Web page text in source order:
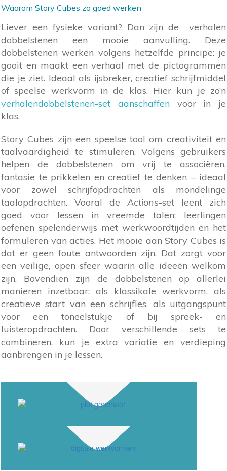
Waarom Story Cubes zo goed werken
Liever een fysieke variant? Dan zijn de verhalen
dobbelstenen een mooie aanvulling. Deze
dobbelstenen werken volgens hetzelfde principe: je
gooit en maakt een verhaal met de pictogrammen
die je ziet. Ideaal als ijsbreker, creatief schrijfmiddel
of speelse werkvorm in de klas. Hier kun je zo’n
verhalendobbelstenen-set aanschaffenvoor in je
klas.
Story Cubes zijn een speelse tool om creativiteit en
taalvaardigheid te stimuleren. Volgens gebruikers
helpen de dobbelstenen om vrij te associëren,
fantasie te prikkelen en creatief te denken – ideaal
voor zowel schrijfopdrachten als mondelinge
taalopdrachten. Vooral de Actions-set leent zich
goed voor lessen in vreemde talen: leerlingen
oefenen spelenderwijs met werkwoordtijden en het
formuleren van acties. Het mooie aan Story Cubes is
dat er geen foute antwoorden zijn. Dat zorgt voor
een veilige, open sfeer waarin alle ideeën welkom
zijn. Bovendien zijn de dobbelstenen op allerlei
manieren inzetbaar: als klassikale werkvorm, als
creatieve start van een schrijfles, als uitgangspunt
voor een toneelstukje of bij spreek- en
luisteropdrachten. Door verschillende sets te
combineren, kun je extra variatie en verdieping
aanbrengen in je lessen.